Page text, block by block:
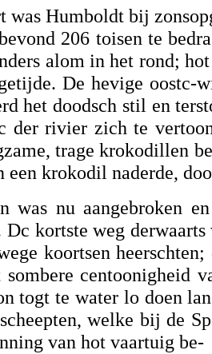
was Humboldt bij
206 toisen te
alom in het rond;
De hevige
het doodsch stil en
der rivier zich te
trage krokodillen
een krokodil naderde,
was nu aangebroken
kortste weg
koortsen
centoonigheid
togt te water lo doen
welke bij de
van hot vaartuig be-